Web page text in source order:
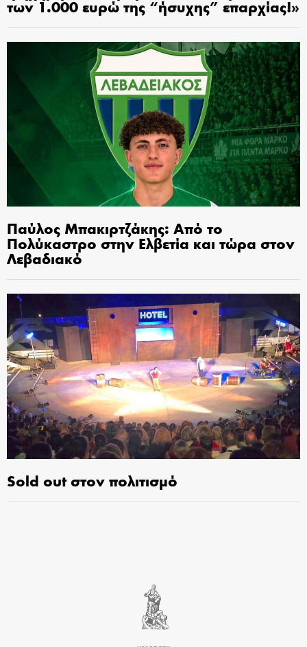
των 1.000 ευρώ της “ήσυχης” επαρχίας!»
Παύλος Μπακιρτζάκης: Από το
Πολύκαστρο στην Ελβετία και τώρα στον
Λεβαδιακό
Sold out στον πολιτισμό